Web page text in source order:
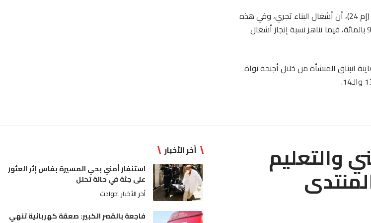
وأوضحت السيدة الحداوي، في تصريح للقناة الإخبارية لوكالة المغرب العربي للأنباء (إم 24)، أن أشغال البناء تجري، وفي هذه
المرحلة، بوتيرة ثابتة، مبرزة أن نسبة إنجاز الأشغال الكبرى لبناء قاعدة البرج بلغت 90 بالمائة، فيما تناهز نسبة إنجاز أشغال
انبثاق المنشأة من خلال أجنحة نواة
والتعليم أخر الأخبار
استنفار أمني بحي المسيرة بفاس إثر العثور
على جثة في حالة تحلل
أخر الأخبار حوادث
فاجعة بالقصر الكبير: صعقة كهربائية تنهي